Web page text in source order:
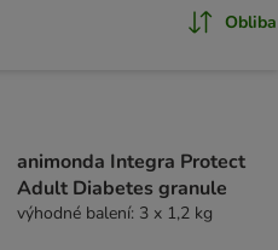
Obliba
animonda Integra Protect
Adult Diabetes granule
výhodné balení: 3 x 1,2 kg